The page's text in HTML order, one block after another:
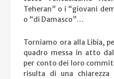
Teheran” o i “giovani
o “di Damasco”…
Torniamo ora alla Libia,
quadro messa in atto
per conto dei loro
risulta di una chiarezza